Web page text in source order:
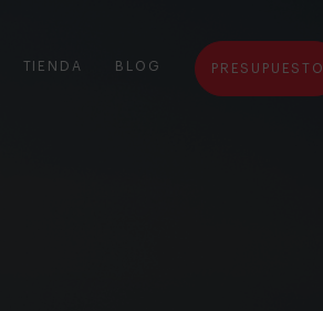
TIENDA BLOG PRESUPUESTO